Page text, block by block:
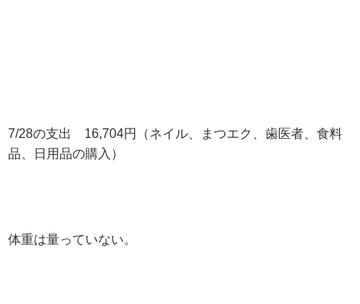
7/28の支出 16,704円（ネイル、まつエク、歯医者、食料
品、日用品の購入）
体重は量っていない。